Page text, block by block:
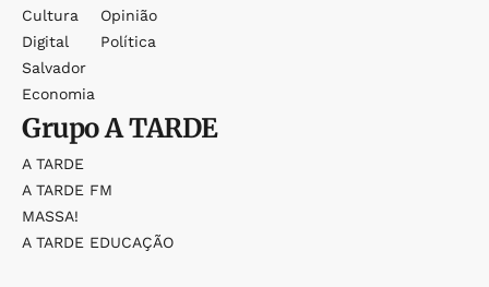
Cultura
Digital
Salvador
Economia
Opinião
Política
GrupoA TARDE
A TARDE
A TARDE FM
MASSA!
A TARDE EDUCAÇÃO